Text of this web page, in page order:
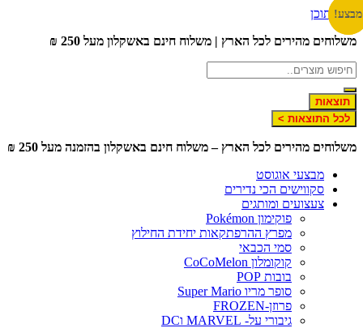
דלג לתוכן
משלוחים מהירים לכל הארץ | משלוח חינם באשקלון מעל 250 ₪
תוצאות
לכל התוצאות >
משלוחים מהירים לכל הארץ – משלוח חינם באשקלון בהזמנה מעל 250 ₪
מבצעי אוגוסט
סקווישים הכי נדירים
צעצועים ומותגים
פוקימון Pokémon
מפרץ ההרפתקאות יחידת החילוץ
סמי הכבאי
קוקומלון CoCoMelon
בובות POP
סופר מריו Super Mario
פרוזן-FROZEN
גיבורי על- MARVEL וDC
מבצע!
מבצע!